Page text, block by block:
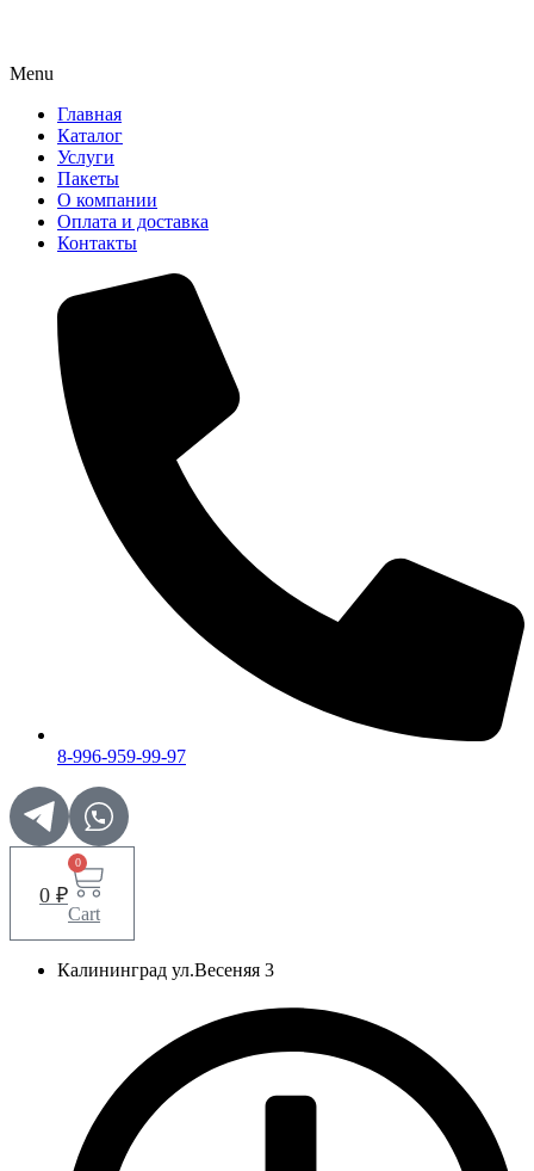
Menu
Главная
Каталог
Услуги
Пакеты
О компании
Оплата и доставка
Контакты
8-996-959-99-97
0 ₽
0
Cart
Калининград ул.Весеняя 3